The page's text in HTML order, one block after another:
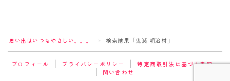
思い出はいつもやさしい。。。 ＞ 検索結果「鬼滅 明治村」
プロフィール プライバシーポリシー
特定商取引法に基づく表記
問い合わせ